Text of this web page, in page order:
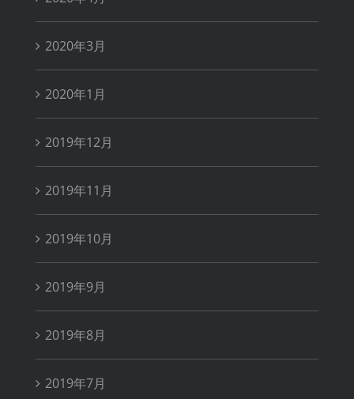
2020年3月
2020年1月
2019年12月
2019年11月
2019年10月
2019年9月
2019年8月
2019年7月